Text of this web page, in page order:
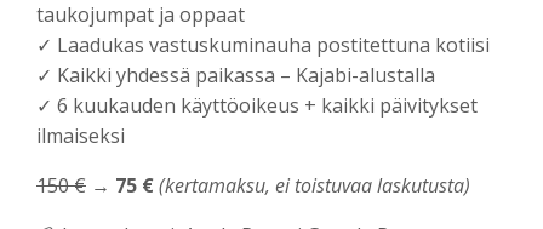
taukojumpat ja oppaat
✓ Laadukas vastuskuminauha postitettuna kotiisi
✓ Kaikki yhdessä paikassa – Kajabi-alustalla
✓ 6 kuukauden käyttöoikeus + kaikki päivitykset
ilmaiseksi
150 € → 75 €(kertamaksu, ei toistuvaa laskutusta)